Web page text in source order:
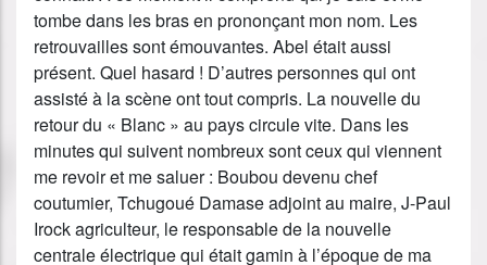
tombe dans les bras en prononçant mon nom. Les
retrouvailles sont émouvantes. Abel était aussi
présent. Quel hasard ! D’autres personnes qui ont
assisté à la scène ont tout compris. La nouvelle du
retour du « Blanc » au pays circule vite. Dans les
minutes qui suivent nombreux sont ceux qui viennent
me revoir et me saluer : Boubou devenu chef
coutumier, Tchugoué Damase adjoint au maire, J-Paul
Irock agriculteur, le responsable de la nouvelle
centrale électrique qui était gamin à l’époque de ma